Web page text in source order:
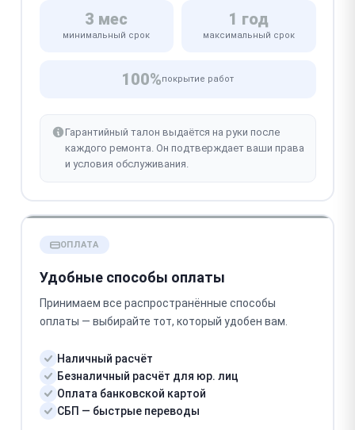
3 мес
минимальный срок
1 год
максимальный срок
100%покрытие работ
Гарантийный талон выдаётся на руки после
каждого ремонта. Он подтверждает ваши права
и условия обслуживания.
ОПЛАТА
Удобные способы оплаты
Принимаем все распространённые способы
оплаты — выбирайте тот, который удобен вам.
Наличный расчёт
Безналичный расчёт для юр. лиц
Оплата банковской картой
СБП — быстрые переводы